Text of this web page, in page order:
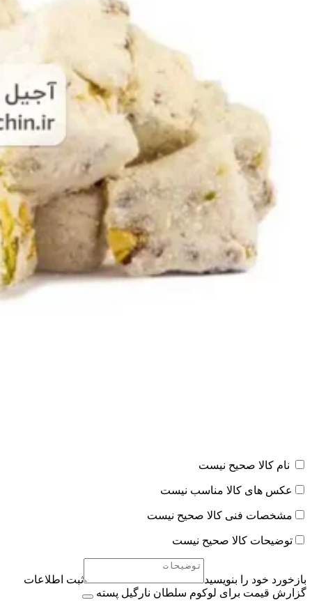
نام کالا صحیح نیست
عکس های کالا مناسب نیست
مشخصات فنی کالا صحیح نیست
توضیحات کالا صحیح نیست
بازخورد خود را بنویسید
ثبت اطلاعات
گزارش قیمت برای لوکوم سلطان نارگیل پسته